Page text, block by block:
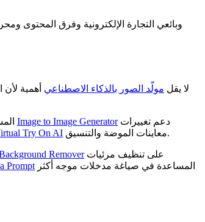
لا يقل مولّد الصور بالذكاء الاصطناعي أهمية
Image to Image Generatorدعم تغييرات
Try On AI معاينات الموضة والتنسيق.
Removerعلى تنظيف مرئيات
Prompt